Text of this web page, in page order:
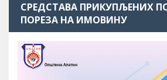
СРЕДСТАВА ПРИКУПЉЕНИХ
ПОРЕЗА НА ИМОВИНУ